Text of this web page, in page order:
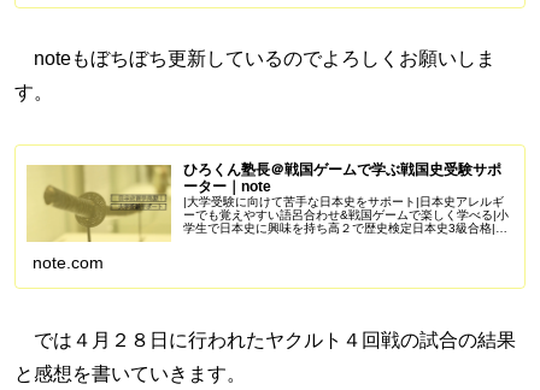
noteもぼちぼち更新しているのでよろしくお願いしま
す。
ひろくん塾長＠戦国ゲームで学ぶ戦国史受験サポ
ーター｜note
|大学受験に向けて苦手な日本史をサポート|日本史アレルギ
ーでも覚えやすい語呂合わせ&戦国ゲームで楽しく学べる|小
学生で日本史に興味を持ち高２で歴史検定日本史3級合格|苦
note.com
では４月２８日に行われたヤクルト４回戦の試合の結果
と感想を書いていきます。